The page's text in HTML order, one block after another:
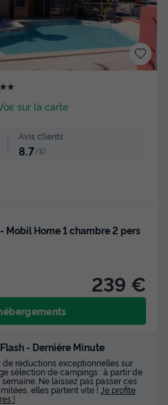
sur la carte
Avis clients
8.7/10
Mobil Home 1 chambre 2 pers
239 €
- Dernière Minute
de réductions exceptionnelles sur
sélection de campings : à partir de
Ne laissez pas passer ces
elles partent vite ! Je profite
!